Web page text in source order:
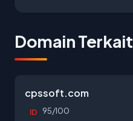
Domain Terkait
cpssoft.com
ID 95/100